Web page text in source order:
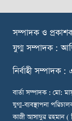
সম্পাদক ও
যুগ্ম সম্পাদক :
নির্বাহী
বার্তা সম্পাদক : মো:
যুগ্ম-ব্যবস্থাপনা
কাজী আসাদুর রহমান (